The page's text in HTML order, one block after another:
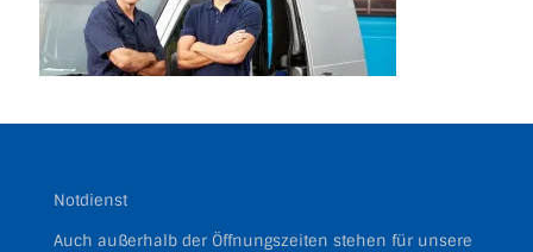
Notdienst
Auch außerhalb der Öffnungszeiten stehen für unsere